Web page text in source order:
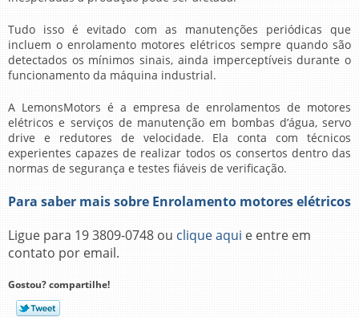
Tudo isso é evitado com as manutenções periódicas que
incluem o enrolamento motores elétricos sempre quando são
detectados os mínimos sinais, ainda imperceptíveis durante o
funcionamento da máquina industrial.
A LemonsMotors é a empresa de enrolamentos de motores
elétricos e serviços de manutenção em bombas d’água, servo
drive e redutores de velocidade. Ela conta com técnicos
experientes capazes de realizar todos os consertos dentro das
normas de segurança e testes fiáveis de verificação.
Para saber mais sobre Enrolamento motores elétricos
Ligue para 19 3809-0748 ou clique aqui e entre em
contato por email.
Gostou? compartilhe!